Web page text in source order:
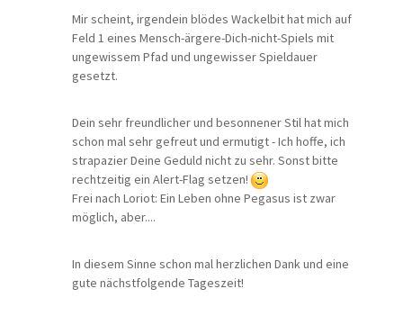
Mir scheint, irgendein blödes Wackelbit hat mich auf
Feld 1 eines Mensch-ärgere-Dich-nicht-Spiels mit
ungewissem Pfad und ungewisser Spieldauer
gesetzt.
Dein sehr freundlicher und besonnener Stil hat mich
schon mal sehr gefreut und ermutigt - Ich hoffe, ich
strapazier Deine Geduld nicht zu sehr. Sonst bitte
rechtzeitig ein Alert-Flag setzen!
Frei nach Loriot: Ein Leben ohne Pegasus ist zwar
möglich, aber....
In diesem Sinne schon mal herzlichen Dank und eine
gute nächstfolgende Tageszeit!